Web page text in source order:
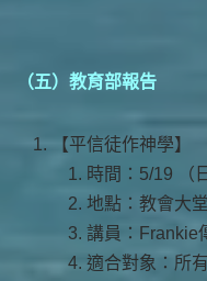
（五）教育部報告
【平信徒作神學】
時間：5/19 （
地點：教會大堂
講員：Frankie
適合對象：所